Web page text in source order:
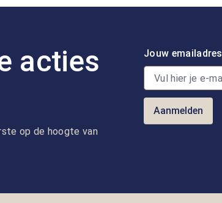
acties
op de hoogte van
Jouw emailadres
Aanmelden